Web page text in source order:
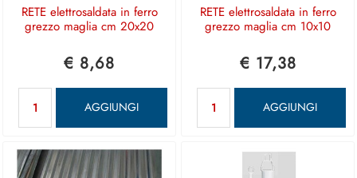
RETE elettrosaldata in ferro
grezzo maglia cm 20x20
€ 8,68
AGGIUNGI
RETE elettrosaldata in ferro
grezzo maglia cm 10x10
€ 17,38
AGGIUNGI